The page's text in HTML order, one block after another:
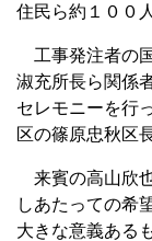
住民ら約１００
工事発注者の
淑充所長ら関係
セレモニーを行
区の篠原忠秋区
来賓の高山欣
しあたっての希
大きな意義ある